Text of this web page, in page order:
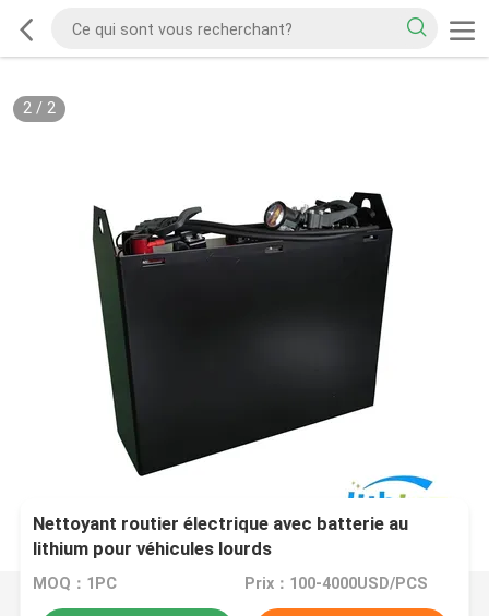
2/ 2
Nettoyant routier électrique avec batterie au
lithium pour véhicules lourds
MOQ：1PC Prix：100-4000USD/PCS